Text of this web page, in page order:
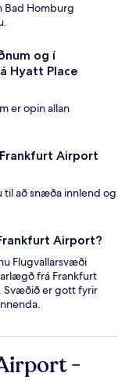
Bad Homburg
og í
Hyatt Place
er opin allan
Airport
til að snæða innlend og
Airport?
Flugvallarsvæði
frá Frankfurt
Svæðið er gott fyrir
-